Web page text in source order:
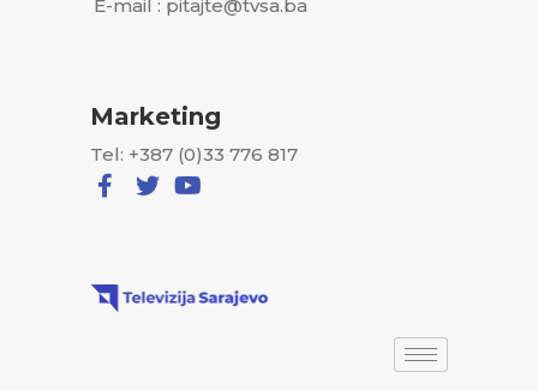
E-mail : pitajte@tvsa.ba
Marketing
Tel: +387 (0)33 776 817